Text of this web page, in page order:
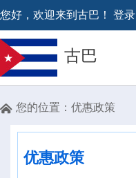
您好，欢迎来到古巴！ 登录
古巴
 您的位置： 优惠政策
优惠政策